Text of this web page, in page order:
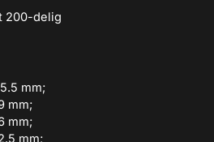
200-delig
mm;
mm;
mm;
mm;